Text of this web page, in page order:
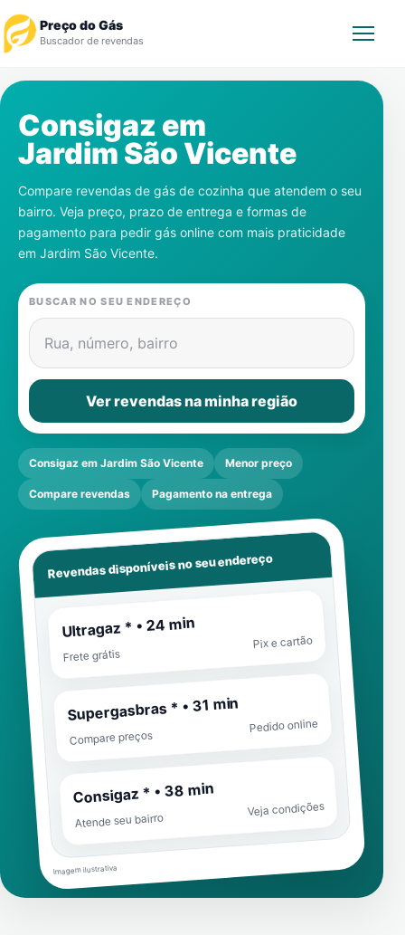
Preço do Gás
Buscador de revendas
Revendedor
Notícias
Cadastre-se
Gás
Contatos
Consigaz em
Jardim São Vicente
Compare revendas de gás de cozinha que atendem o seu
bairro. Veja preço, prazo de entrega e formas de
pagamento para pedir gás online com mais praticidade
em Jardim São Vicente.
BUSCAR NO SEU ENDEREÇO
Rua, número, bairro
Ver revendas na minha região
Consigaz em Jardim São Vicente Menor preço
Compare revendas Pagamento na entrega
Revendas disponíveis no seu endereço
Ultragaz * • 24 min
Frete grátis
Pix e cartão
Supergasbras * • 31 min
Compare preços
Pedido online
Consigaz * • 38 min
Atende seu bairro
Veja condições
Imagem ilustrativa